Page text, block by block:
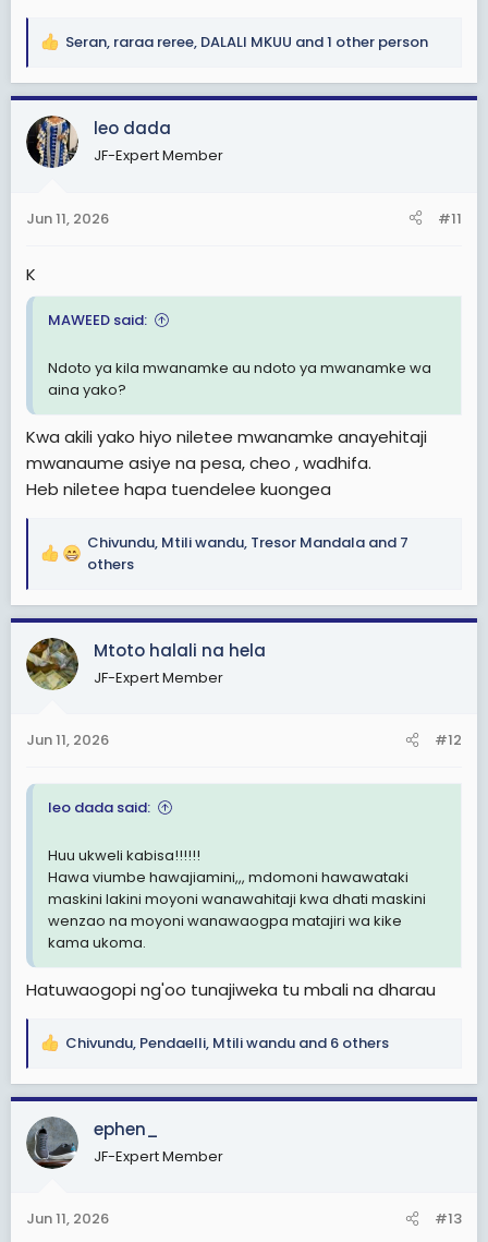
R
a
c
t
i
s
Seran, raraa reree, DALALI MKUU and 1 other person
leo dada
JF-Expert Member
Jun 11, 2026 #11
K
MAWEED said:
Ndoto ya kila mwanamke au ndoto ya mwanamke wa
aina yako?
Kwa akili yako hiyo niletee mwanamke anayehitaji
mwanaume asiye na pesa, cheo , wadhifa.
Heb niletee hapa tuendelee kuongea
R
a
c
t
i
o
s
Chivundu, Mtili wandu, Tresor Mandala and 7
others
Mtoto halali na hela
JF-Expert Member
Jun 11, 2026 #12
leo dada said:
Huu ukweli kabisa!!!!!!
Hawa viumbe hawajiamini,,, mdomoni hawawataki
maskini lakini moyoni wanawahitaji kwa dhati maskini
wenzao na moyoni wanawaogpa matajiri wa kike
kama ukoma.
Hatuwaogopi ng'oo tunajiweka tu mbali na dharau
R
a
c
t
i
s
Chivundu, Pendaelli, Mtili wandu and 6 others
ephen_
JF-Expert Member
Jun 11, 2026 #13